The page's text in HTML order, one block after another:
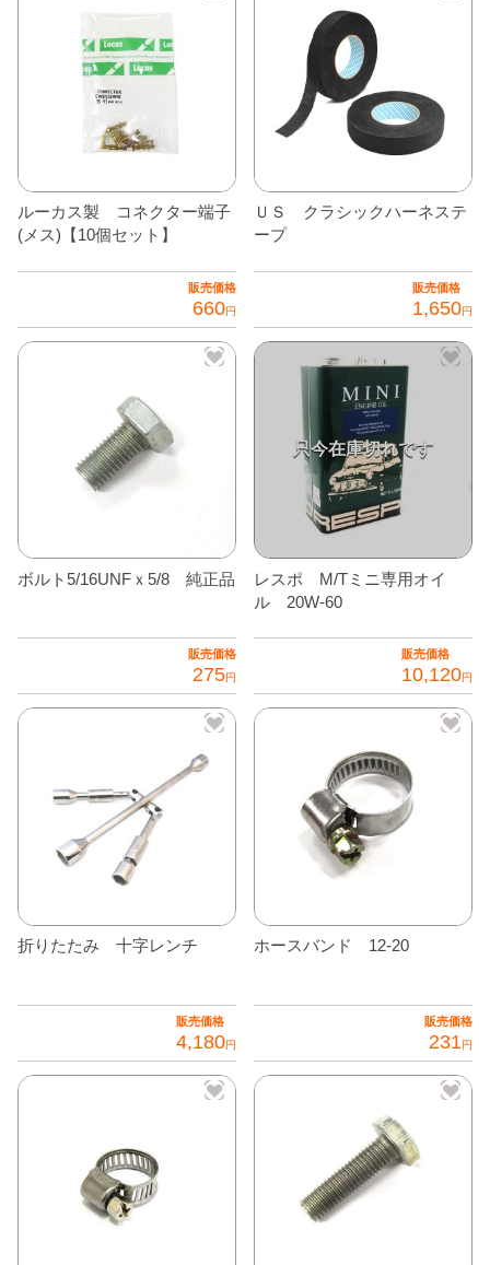
ルーカス製 コネクター端子
(メス)【10個セット】
販売価格
660円
ＵＳ クラシックハーネステ
ープ
販売価格
1,650円
ボルト5/16UNFｘ5/8 純正品
販売価格
275円
レスポ M/Tミニ専用オイ
ル 20W-60
販売価格
10,120円
折りたたみ 十字レンチ
販売価格
4,180円
ホースバンド 12-20
販売価格
231円